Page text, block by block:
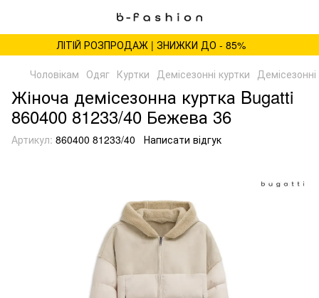
ЛІТІЙ РОЗПРОДАЖ | ЗНИЖКИ ДО - 85%
Чоловікам Одяг Куртки Демісезонні куртки
Жіноча демісезонна куртка Bugatti
860400 81233/40 Бежева 36
Артикул: 860400 81233/40 Написати відгук